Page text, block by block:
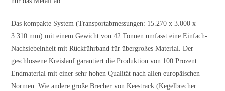
Das kompakte System (Transportabmessungen: 15.270 x 3.000 x
3.310 mm) mit einem Gewicht von 42 Tonnen umfasst eine Einfach-
Nachsiebeinheit mit Rückführband für übergroßes Material. Der
geschlossene Kreislauf garantiert die Produktion von 100 Prozent
Endmaterial mit einer sehr hohen Qualität nach allen europäischen
Normen.Wie andere große Brecher von Keestrack (Kegelbrecher